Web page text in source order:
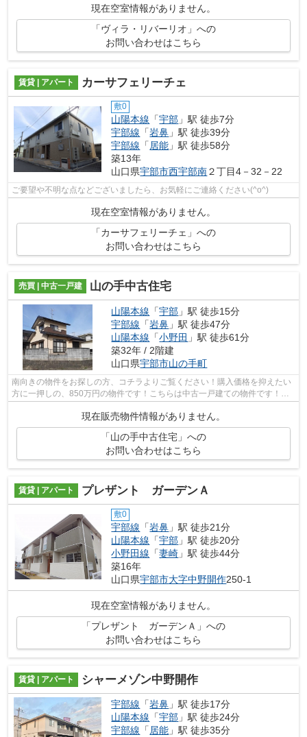
現在空室情報がありません。
「ヴィラ・リバーリオ」への
お問い合わせはこちら
賃貸 | アパート カーサフェリーチェ
敷0
山陽本線 「宇部 」駅 徒歩7分
宇部線 「岩鼻 」駅 徒歩39分
宇部線 「居能 」駅 徒歩58分
築13年
山口県宇部市西宇部南２丁目4－32－22
ご要望や不明な点などございましたら、お気軽にご連絡ください(^o^)
現在空室情報がありません。
「カーサフェリーチェ」への
お問い合わせはこちら
売買 | 中古一戸建 山の手中古住宅
山陽本線 「宇部 」駅 徒歩15分
宇部線 「岩鼻 」駅 徒歩47分
山陽本線 「小野田 」駅 徒歩61分
築32年 / 2階建
山口県宇部市山の手町
南向きの物件をお探しの方、コチラよりご覧ください！購入価格を抑えたい
方に一押しの、850万円の物件です！こちらは中古一戸建ての物件です！高
現在販売物件情報がありません。
「山の手中古住宅」への
お問い合わせはこちら
賃貸 | アパート プレザント ガーデンＡ
敷0
宇部線 「岩鼻 」駅 徒歩21分
山陽本線 「宇部 」駅 徒歩20分
小野田線 「妻崎 」駅 徒歩44分
築16年
山口県宇部市大字中野開作250-1
現在空室情報がありません。
「プレザント ガーデンＡ」への
お問い合わせはこちら
賃貸 | アパート シャーメゾン中野開作
宇部線 「岩鼻 」駅 徒歩17分
山陽本線 「宇部 」駅 徒歩24分
宇部線 「 居能 」駅 徒歩35分